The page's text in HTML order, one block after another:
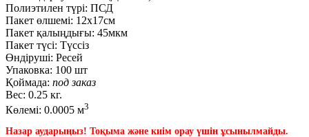
Полиэтилен түрі: ПСД
Пакет өлшемі: 12x17см
Пакет қалыңдығы: 45мкм
Пакет түсі: Түссіз
Өндіруші: Ресей
Упаковка: 100 шт
Қоймада: под заказ
Вес: 0.25 кг.
Көлемі: 0.0005 м3
Назар аударыңыз! Тоқыма және киім орау үшін ұсынылмайды.